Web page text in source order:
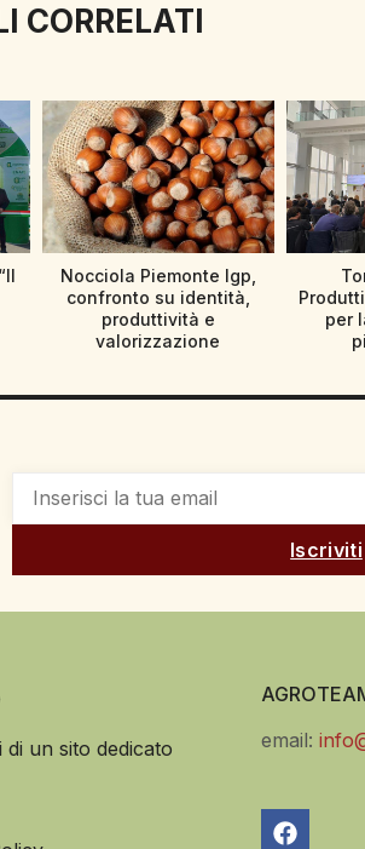
CORRELATI
Nocciola Piemonte Igp,
confronto su identità,
produttività e
valorizzazione
per
Iscriviti
di un sito dedicato
email: